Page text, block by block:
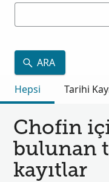
ARA
Hepsi
Tarihi
Chofin
bulunan
kayıtlar